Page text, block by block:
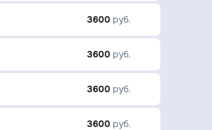
3600 руб.
3600 руб.
3600 руб.
3600 руб.